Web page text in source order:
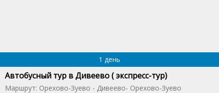
1 день
Автобусный тур в Дивеево ( экспресс-тур)
Маршрут: Орехово-Зуево - Дивеево- Орехово-Зуево